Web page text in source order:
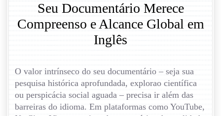
Seu Documentário Merece
Compreenso e Alcance Global em
Inglês
O valor intrínseco do seu documentário – seja sua
pesquisa histórica aprofundada, explorao científica
ou perspicácia social aguada – precisa ir além das
barreiras do idioma. Em plataformas como YouTube,